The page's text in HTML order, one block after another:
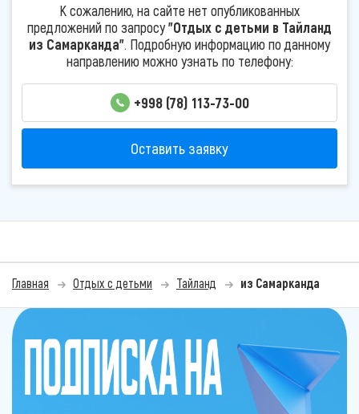
К сожалению, на сайте нет опубликованных
предложений по запросу"Отдых с детьми в Тайланд
из Самарканда". Подробную информацию по данному
направлению можно узнать по телефону:
+998 (78) 113-73-00
Оставить заявку
Главная Отдых с детьми Тайланд из Самарканда